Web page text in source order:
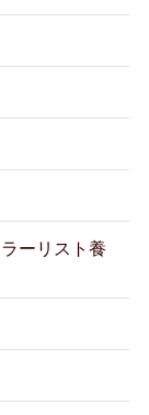
ーリスト養